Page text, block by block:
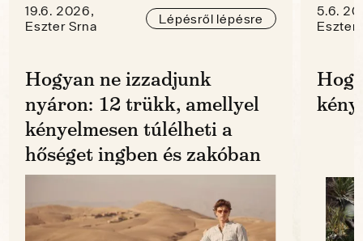
19.6. 2026,
Eszter Srna
Lépésről lépésre
Hogyan ne izzadjunk
nyáron: 12 trükk, amellyel
kényelmesen túlélheti a
hőséget ingben és zakóban
5.6.
Eszter